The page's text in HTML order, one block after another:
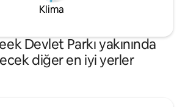
Klima
Devlet Parkı yakınında
diğer en iyi yerler